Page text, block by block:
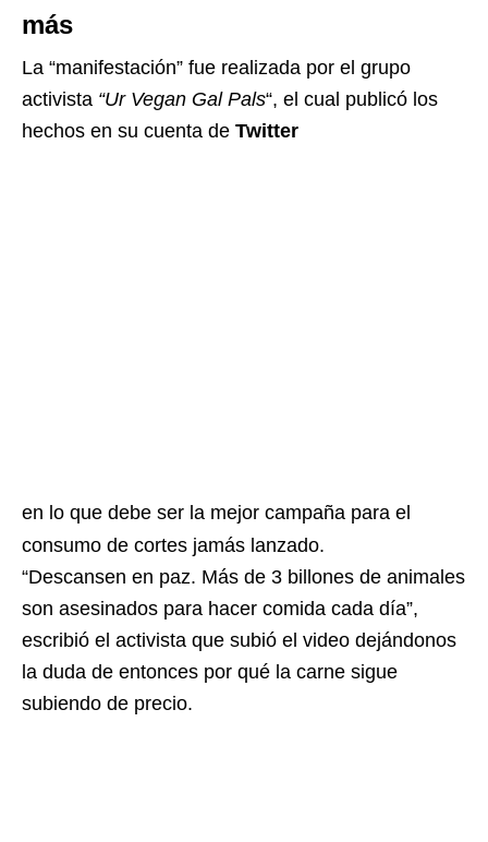
más
La “manifestación” fue realizada por el grupo
activista “Ur Vegan Gal Pals“, el cual publicó los
hechos en su cuenta de Twitter
en lo que debe ser la mejor campaña para el
consumo de cortes jamás lanzado.
“Descansen en paz. Más de 3 billones de animales
son asesinados para hacer comida cada día”,
escribió el activista que subió el video dejándonos
la duda de entonces por qué la carne sigue
subiendo de precio.